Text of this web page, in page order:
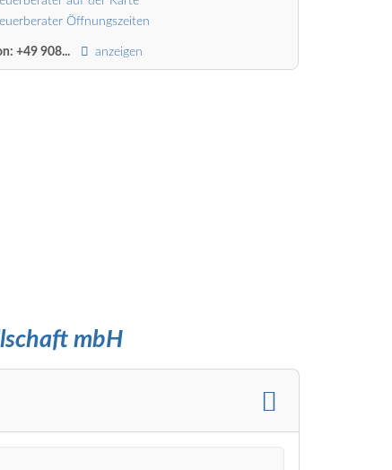
Öffnungszeiten
+49 908... anzeigen
mbH